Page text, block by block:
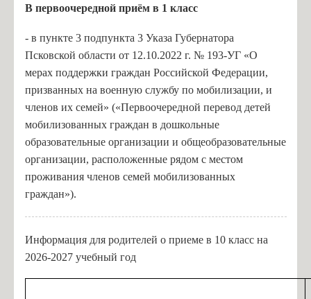
В первоочередной приём в 1 класс
- в пункте 3 подпункта 3 Указа Губернатора
Псковской области от 12.10.2022 г. № 193-УГ «О
мерах поддержки граждан Российской Федерации,
призванных на военную службу по мобилизации, и
членов их семей» («Первоочередной перевод детей
мобилизованных граждан в дошкольные
образовательные организации и общеобразовательные
организации, расположенные рядом с местом
проживания членов семей мобилизованных
граждан»).
Информация для родителей о приеме в 10 класс на
2026-2027 учебный год